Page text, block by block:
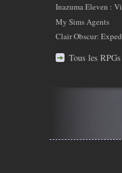
Inazuma Eleven :
My Sims Agents
Clair Obscur:
Tous les RPGs